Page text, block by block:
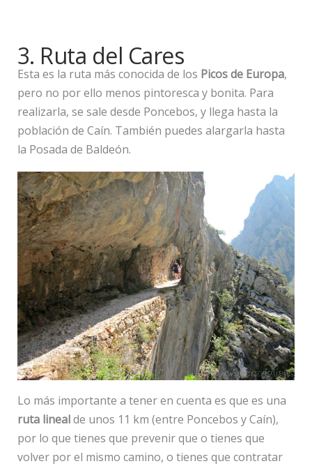
3. Ruta del Cares
Esta es la ruta más conocida de los Picos de Europa,
pero no por ello menos pintoresca y bonita. Para
realizarla, se sale desde Poncebos, y llega hasta la
población de Caín. También puedes alargarla hasta
la Posada de Baldeón.
Lo más importante a tener en cuenta es que es una
ruta linealde unos 11 km (entre Poncebos y Caín),
por lo que tienes que prevenir que o tienes que
volver por el mismo camino, o tienes que contratar